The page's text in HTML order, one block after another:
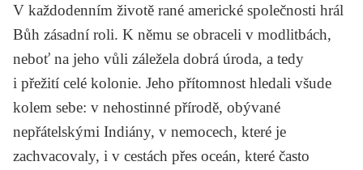
V každodenním životě rané americké společnosti hrál
Bůh zásadní roli. K němu se obraceli v modlitbách,
neboť na jeho vůli záležela dobrá úroda, a tedy
i přežití celé kolonie. Jeho přítomnost hledali všude
kolem sebe: v nehostinné přírodě, obývané
nepřátelskými Indiány, v nemocech, které je
zachvacovaly, i v cestách přes oceán, které často